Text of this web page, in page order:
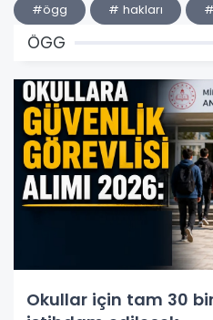
#ögg # hakları
ÖGG
Okullar için tam 30